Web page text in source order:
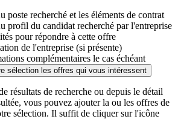
poste recherché et les éléments de contrat
profil du candidat recherché par l'entreprise
pour répondre à cette offre
de l'entreprise (si présente)
complémentaires le cas échéant
sélection les offres qui vous intéressent
résultats de recherche ou depuis le détail
vous pouvez ajouter la ou les offres de
sélection. Il suffit de cliquer sur l'icône